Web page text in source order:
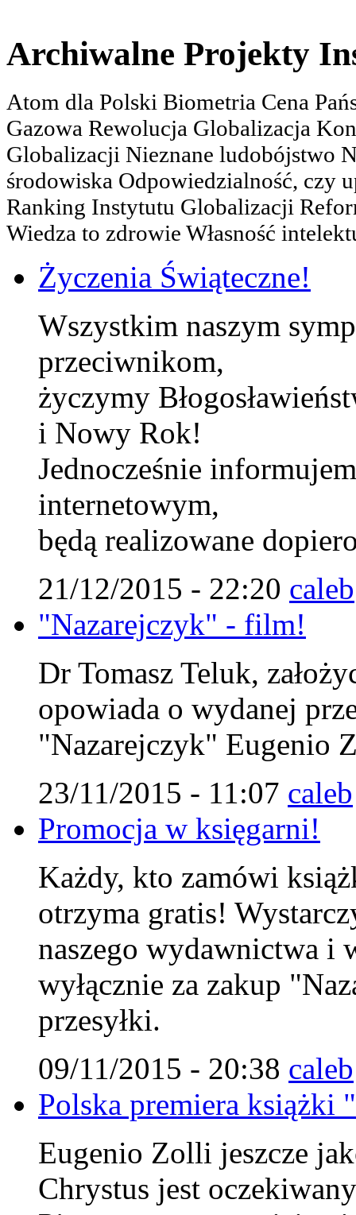
Archiwalne Projekty
Atom dla Polski Biometria Cena
Gazowa Rewolucja Globalizacja
Globalizacji Nieznane ludobójstwo
środowiska Odpowiedzialność, czy
Ranking Instytutu Globalizacji
Wiedza to zdrowie Własność
Życzenia Świąteczne!
Wszystkim naszym
przeciwnikom,
życzymy
i Nowy Rok!
Jednocześnie
internetowym,
będą realizowane
21/12/2015 - 22:20 caleb
"Nazarejczyk" - film!
Dr Tomasz Teluk,
opowiada o wydanej
"Nazarejczyk" Eugenio
23/11/2015 - 11:07 caleb
Promocja w księgarni!
Każdy, kto zamówi
otrzyma gratis!
naszego wydawnictwa i
wyłącznie za zakup
przesyłki.
09/11/2015 - 20:38 caleb
Polska premiera
Eugenio Zolli jeszcze
Chrystus jest